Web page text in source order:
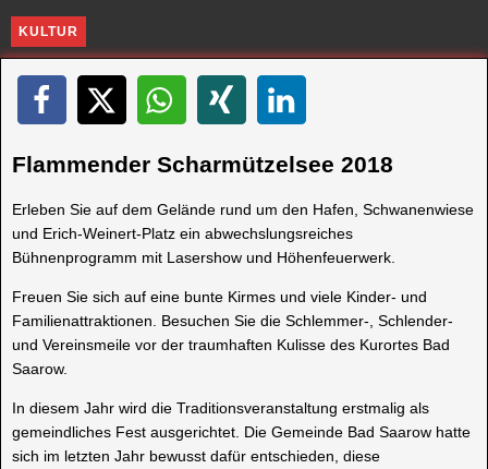
KULTUR
Flammender Scharmützelsee 2018
Erleben Sie auf dem Gelände rund um den Hafen, Schwanenwiese
und Erich-Weinert-Platz ein abwechslungsreiches
Bühnenprogramm mit Lasershow und Höhenfeuerwerk.
Freuen Sie sich auf eine bunte Kirmes und viele Kinder- und
Familienattraktionen. Besuchen Sie die Schlemmer-, Schlender-
und Vereinsmeile vor der traumhaften Kulisse des Kurortes Bad
Saarow.
In diesem Jahr wird die Traditionsveranstaltung erstmalig als
gemeindliches Fest ausgerichtet. Die Gemeinde Bad Saarow hatte
sich im letzten Jahr bewusst dafür entschieden, diese